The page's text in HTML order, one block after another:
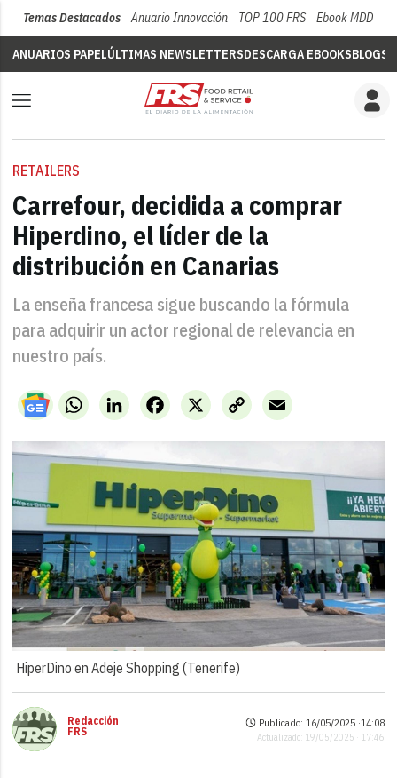
Temas Destacados Anuario Innovación TOP 100 FRS Ebook MDD
ANUARIOS PAPELÚLTIMAS NEWSLETTERSDESCARGA EBOOKSBLOGS
RETAILERS
Carrefour, decidida a comprar
Hiperdino, el líder de la
distribución en Canarias
La enseña francesa sigue buscando la fórmula
para adquirir un actor regional de relevancia en
nuestro país.
WhatsAppLinkedIn X
Facebook
Copy
Link
Email
HiperDino en Adeje Shopping (Tenerife)
Redacción
FRS
Publicado: 16/05/2025 ·14:08
Actualizado: 19/05/2025 · 17:46